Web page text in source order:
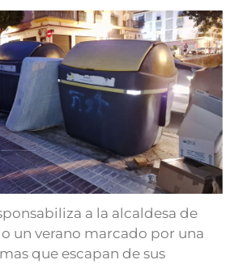
a la alcaldesa de
un verano marcado por una
que escapan de sus